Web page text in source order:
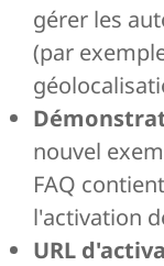
gérer les
(par
nouvel
FAQ
l'activation
URL